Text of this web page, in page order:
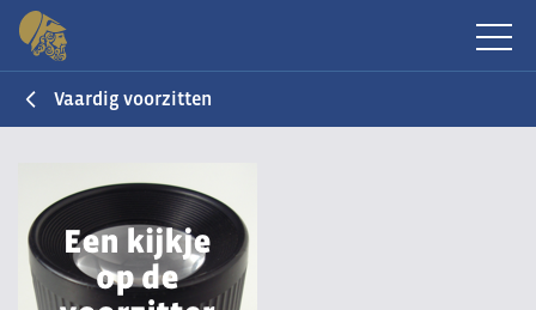
Vaardig voorzitten